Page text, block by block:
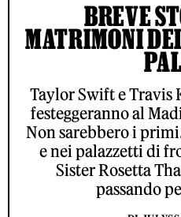
BREVE
MATRIMONI
Taylor Swift e Travis
festeggeranno al
Non sarebbero i
e nei palazzetti di
Sister Rosetta
passando